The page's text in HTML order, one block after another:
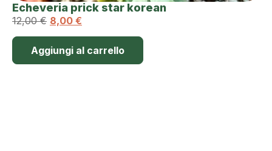
Echeveria prick star korean
12,00€ 8,00 €
Aggiungi al carrello